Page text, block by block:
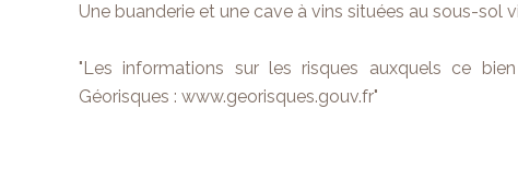
Une buanderie et une cave à vins situées au sous-sol
"Les informations sur les risques auxquels ce
Géorisques : www.georisques.gouv.fr"